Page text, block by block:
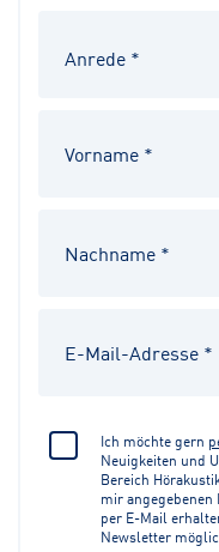
Ich möchte gern
Neuigkeiten und
Bereich
mir angegebenen
per E-Mail
Newsletter